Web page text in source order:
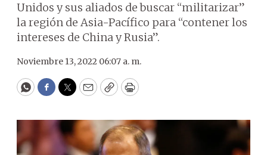
Unidos y sus aliados de buscar “militarizar”
la región de Asia-Pacífico para “contener los
intereses de China y Rusia”.
Noviembre 13, 2022 06:07 a. m.
WhatsApp
Facebook
Twitter
EmailCopyPrint